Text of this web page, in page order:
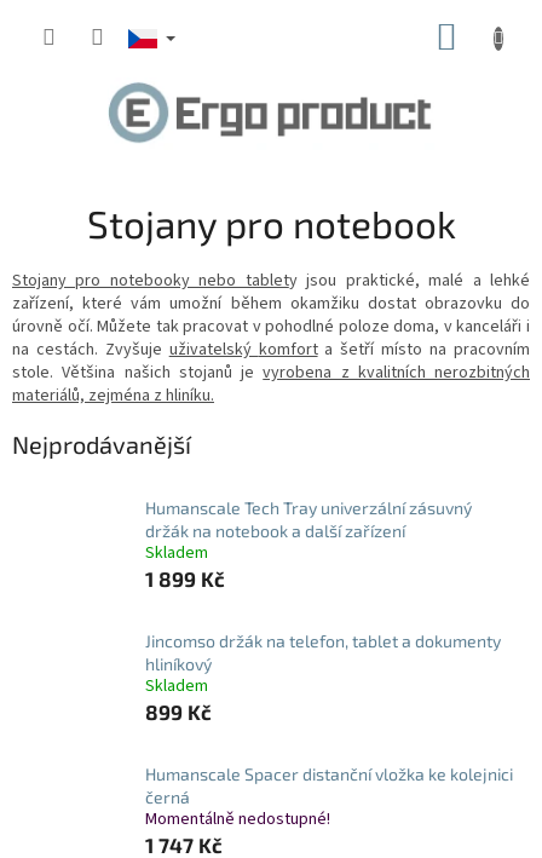
Stojany pro notebook
Stojany pro notebooky nebo tablety jsou praktické, malé a lehké
zařízení, které vám umožní během okamžiku dostat obrazovku do
úrovně očí. Můžete tak pracovat v pohodlné poloze doma, v kanceláři i
na cestách. Zvyšujeuživatelskýkomforta šetří místo na pracovním
stole. Většina našich stojanů jevyrobena z kvalitních nerozbitných
materiálů, zejména z hliníku.
Nejprodávanější
Humanscale Tech Tray univerzální zásuvný
držák na notebook a další zařízení
Skladem
1 899 Kč
Jincomso držák na telefon, tablet a dokumenty
hliníkový
Skladem
899 Kč
Humanscale Spacer distanční vložka ke kolejnici
černá
Momentálně nedostupné!
1 747 Kč